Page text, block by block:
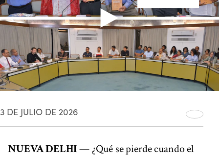
3 DE JULIO DE 2026
NUEVA DELHI— ¿Qué se pierde cuando el